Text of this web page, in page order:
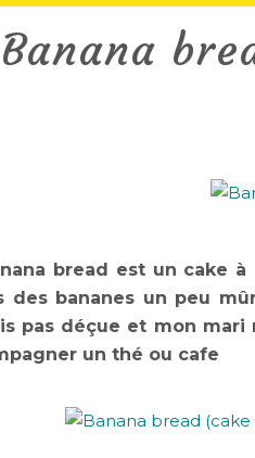
Banana
bread est un cake
des bananes un peu
pas déçue et mon
un thé ou cafe